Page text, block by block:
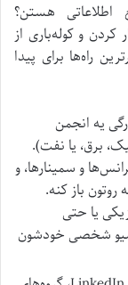
اطلاعاتی هستن؟
و کوله‌باری از
راه‌ها برای پیدا
یه انجمن
برق، یا نفت).
و سمینارها، و
باز کنه.
یا حتی
شخصی خودشون